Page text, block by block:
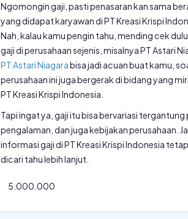
Ngomongin gaji, pasti penasaran kan sama
yang didapat karyawan di PT Kreasi Krispi
Nah, kalau kamu pengin tahu, mending cek
gaji di perusahaan sejenis, misalnya PT Astari
PT Astari Niagarabisa jadi acuan buat kamu,
perusahaan ini juga bergerak di bidang yang
PT Kreasi Krispi Indonesia.
Tapi ingat ya, gaji itu bisa bervariasi tergantung
pengalaman, dan juga kebijakan perusahaan.
informasi gaji di PT Kreasi Krispi Indonesia
dicari tahu lebih lanjut.
5.000.000